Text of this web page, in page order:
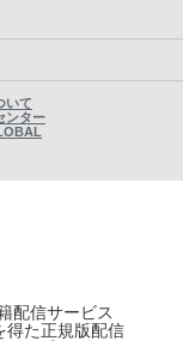
いて
ンター
配信サービス
得た正規版配信